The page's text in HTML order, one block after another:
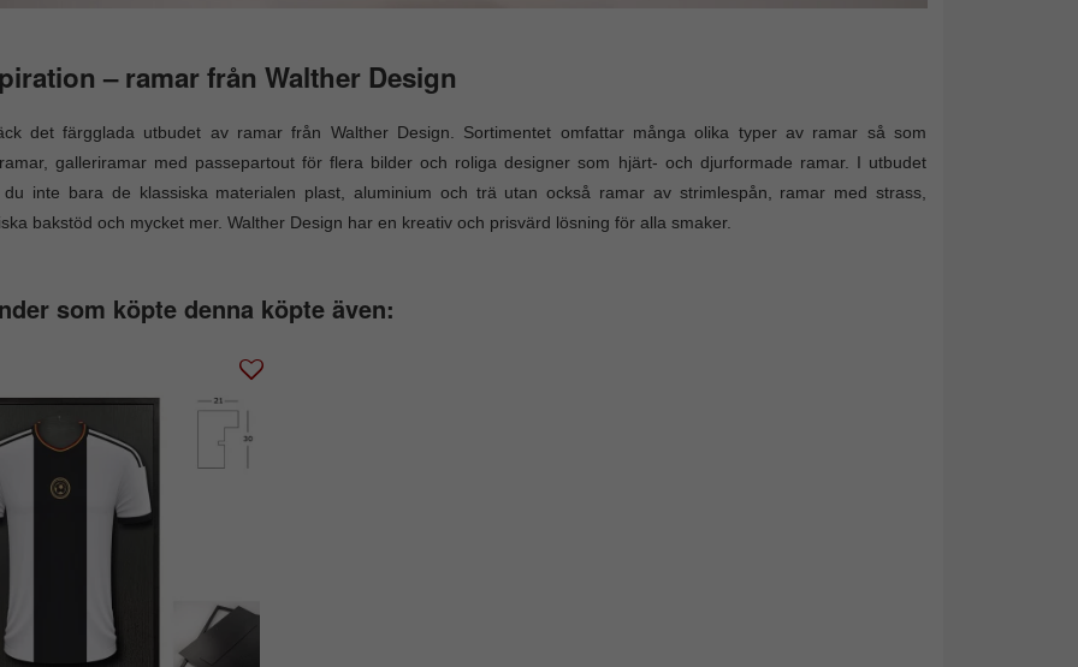
– ramar från Walther Design
det färgglada utbudet av ramar från Walther Design. Sortimentet omfattar många olika typer av ramar så som
galleriramar med passepartout för flera bilder och roliga designer som hjärt- och djurformade ramar. I utbudet
du inte bara de klassiska materialen plast, aluminium och trä utan också ramar av strimlespån, ramar med strass,
bakstöd och mycket mer. Walther Design har en kreativ och prisvärd lösning för alla smaker.
som köpte denna köpte även: